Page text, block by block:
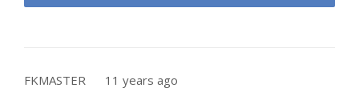
FKMASTER 11 years ago